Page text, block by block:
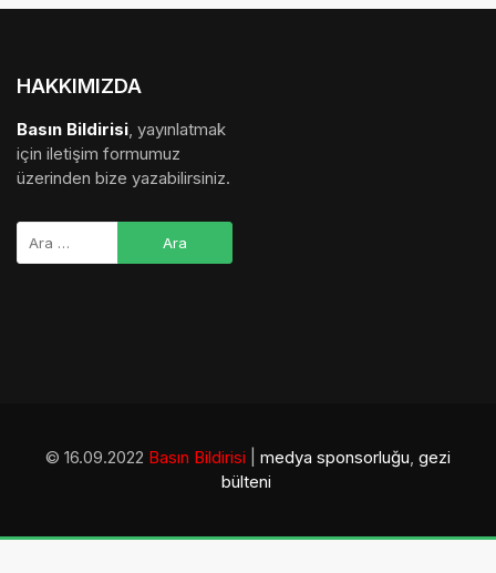
HAKKIMIZDA
Basın Bildirisi, yayınlatmak
için iletişim formumuz
üzerinden bize yazabilirsiniz.
© 16.09.2022 Basın Bildirisi medya sponsorluğu, gezi
bülteni